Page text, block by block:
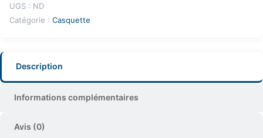
UGS : ND
Catégorie : Casquette
Description
Informations complémentaires
Avis (0)